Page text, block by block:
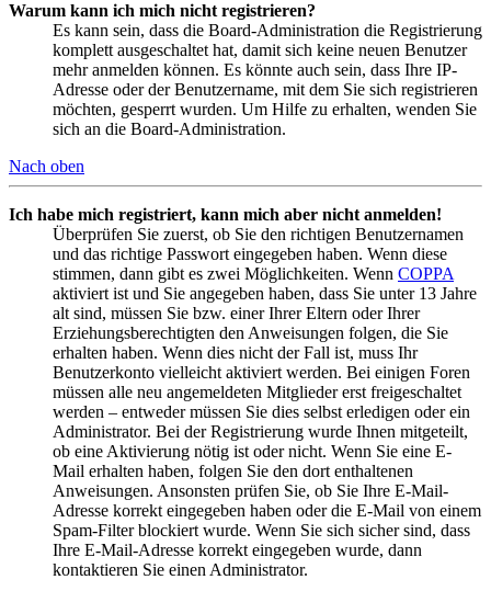
Warum kann ich mich nicht registrieren?
Es kann sein, dass die Board-Administration die Registrierung
komplett ausgeschaltet hat, damit sich keine neuen Benutzer
mehr anmelden können. Es könnte auch sein, dass Ihre IP-
Adresse oder der Benutzername, mit dem Sie sich registrieren
möchten, gesperrt wurden. Um Hilfe zu erhalten, wenden Sie
sich an die Board-Administration.
Nach oben
Ich habe mich registriert, kann mich aber nicht anmelden!
Überprüfen Sie zuerst, ob Sie den richtigen Benutzernamen
und das richtige Passwort eingegeben haben. Wenn diese
stimmen, dann gibt es zwei Möglichkeiten. Wenn COPPA
aktiviert ist und Sie angegeben haben, dass Sie unter 13 Jahre
alt sind, müssen Sie bzw. einer Ihrer Eltern oder Ihrer
Erziehungsberechtigten den Anweisungen folgen, die Sie
erhalten haben. Wenn dies nicht der Fall ist, muss Ihr
Benutzerkonto vielleicht aktiviert werden. Bei einigen Foren
müssen alle neu angemeldeten Mitglieder erst freigeschaltet
werden – entweder müssen Sie dies selbst erledigen oder ein
Administrator. Bei der Registrierung wurde Ihnen mitgeteilt,
ob eine Aktivierung nötig ist oder nicht. Wenn Sie eine E-
Mail erhalten haben, folgen Sie den dort enthaltenen
Anweisungen. Ansonsten prüfen Sie, ob Sie Ihre E-Mail-
Adresse korrekt eingegeben haben oder die E-Mail von einem
Spam-Filter blockiert wurde. Wenn Sie sich sicher sind, dass
Ihre E-Mail-Adresse korrekt eingegeben wurde, dann
kontaktieren Sie einen Administrator.